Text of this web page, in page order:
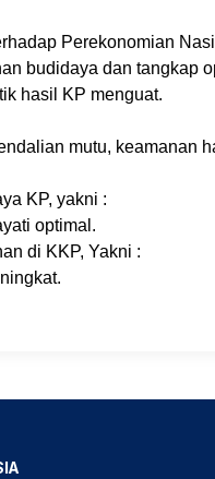
Perekonomian
budidaya dan tangkap
hasil KP menguat.
mutu, keamanan
KP, yakni :
optimal.
di KKP, Yakni :